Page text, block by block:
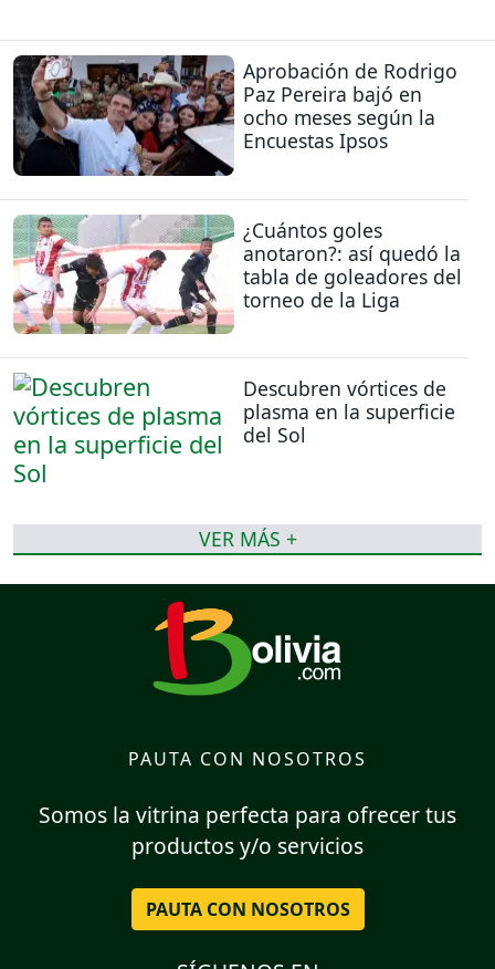
Aprobación de Rodrigo
Paz Pereira bajó en
ocho meses según la
Encuestas Ipsos
¿Cuántos goles
anotaron?: así quedó la
tabla de goleadores del
torneo de la Liga
Descubren vórtices de
plasma en la superficie
del Sol
VER MÁS +
PAUTA CON NOSOTROS
Somos la vitrina perfecta para ofrecer tus
productos y/o servicios
PAUTA CON NOSOTROS